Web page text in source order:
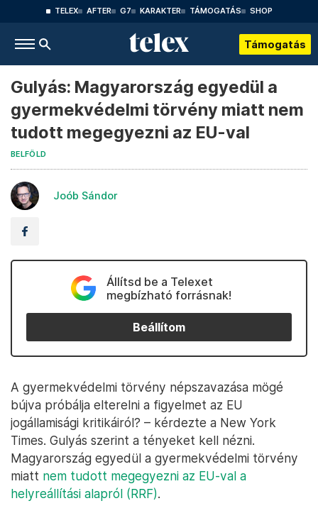
TELEX AFTER G7 KARAKTER TÁMOGATÁS SHOP
Támogatás
Gulyás: Magyarország egyedül a
gyermekvédelmi törvény miatt nem
tudott megegyezni az EU-val
BELFÖLD
Joób Sándor
Állítsd be a Telexet
megbízható forrásnak!
Beállítom
A gyermekvédelmi törvény népszavazása mögé
bújva próbálja elterelni a figyelmet az EU
jogállamisági kritikáiról? – kérdezte a New York
Times. Gulyás szerint a tényeket kell nézni.
Magyarország egyedül a gyermekvédelmi törvény
miatt nem tudott megegyezni az EU-val a
helyreállítási alapról (RRF).